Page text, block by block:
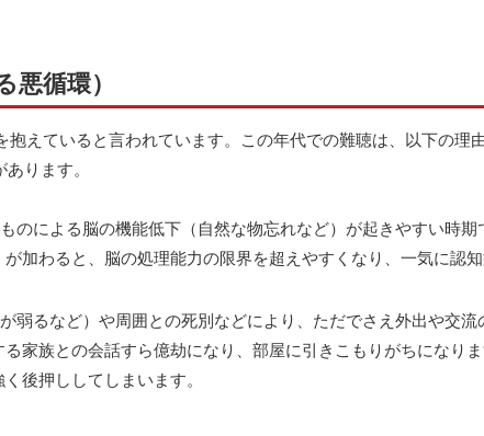
循環）
えていると言われています。この年代での難聴は、以下の理
ります。
のによる脳の機能低下（自然な物忘れなど）が起きやすい時期
加わると、脳の処理能力の限界を超えやすくなり、一気に認
弱るなど）や周囲との死別などにより、ただでさえ外出や交流
家族との会話すら億劫になり、部屋に引きこもりがちになり
後押ししてしまいます。